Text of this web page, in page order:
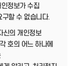
정보가 수집
할 수 없습니다.
신의 개인정보
호의 어느 하나에